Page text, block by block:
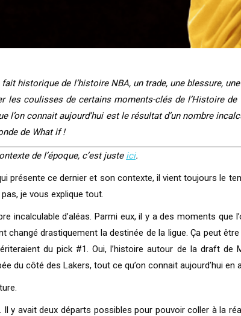
historique de l’histoire NBA, un trade, une blessure,
les coulisses de certains moments-clés de l’Histoire
connait aujourd’hui est le résultat d’un nombre
de What if !
de l’époque, c’est juste ici.
présente ce dernier et son contexte, il vient toujours le
je vous explique tout.
incalculable d’aléas. Parmi eux, il y a des moments
drastiquement la destinée de la ligue. Ça peut
du pick #1. Oui, l’histoire autour de la draft de
du côté des Lakers, tout ce qu’on connait aujourd’hui
y avait deux départs possibles pour pouvoir coller à la